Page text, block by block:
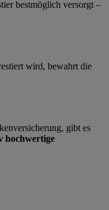
bestmöglich versorgt –
wird, bewahrt die
gibt es
hochwertige